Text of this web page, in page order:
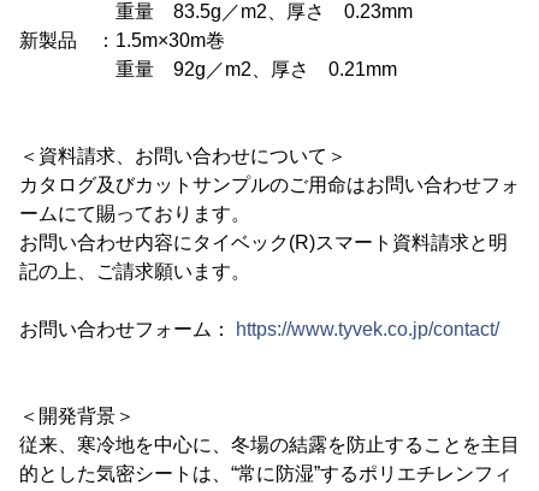
重量 83.5g／m2、厚さ 0.23mm
新製品 ：1.5m×30m巻
重量 92g／m2、厚さ 0.21mm
＜資料請求、お問い合わせについて＞
カタログ及びカットサンプルのご用命はお問い合わせフォ
ームにて賜っております。
お問い合わせ内容にタイベック(R)スマート資料請求と明
記の上、ご請求願います。
お問い合わせフォーム： https://www.tyvek.co.jp/contact/
＜開発背景＞
従来、寒冷地を中心に、冬場の結露を防止することを主目
的とした気密シートは、“常に防湿”するポリエチレンフィ